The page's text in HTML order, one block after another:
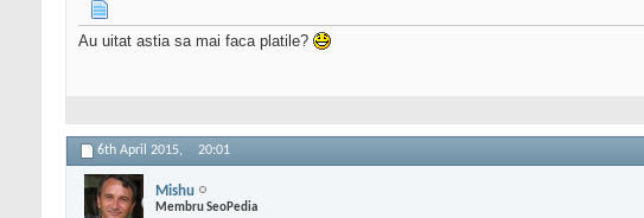
Au uitat astia sa mai faca platile?
6th April 2015, 20:01
Mishu
Membru SeoPedia